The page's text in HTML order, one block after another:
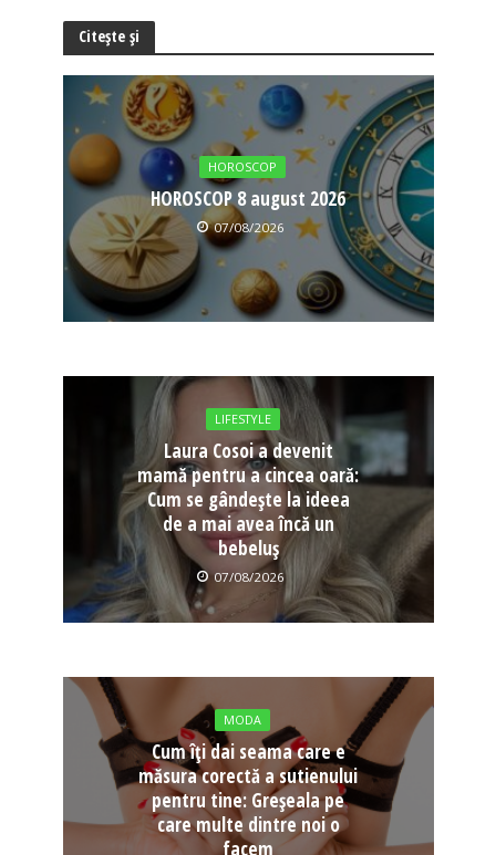
Citește și
HOROSCOP
HOROSCOP 8 august 2026
07/08/2026
LIFESTYLE
Laura Cosoi a devenit
mamă pentru a cincea oară:
Cum se gândește la ideea
de a mai avea încă un
bebeluș
07/08/2026
MODA
Cum îți dai seama care e
măsura corectă a sutienului
pentru tine: Greșeala pe
care multe dintre noi o
facem